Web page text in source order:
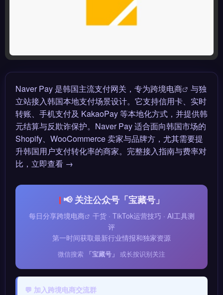
Naver Pay 是韩国主流支付网关，专为跨境电商
与独
立站接入韩国本地支付场景设计。它支持信用卡、实时
转账、手机支付及 KakaoPay 等本地化方式，并提供韩
元结算与反欺诈保护。Naver Pay 适合面向韩国市场的
Shopify、WooCommerce 卖家与品牌方，尤其需要提
升韩国用户支付转化率的商家。完整接入指南与费率对
比，立即查看 →
📢 关注公众号「宝藏号」
每日分享跨境电商
干货 · TikTok运营技巧 · AI工具测
评
第一时间获取最新行业情报和独家资源
微信搜索 「宝藏号」 或长按识别关注
💬 加入跨境电商交流群